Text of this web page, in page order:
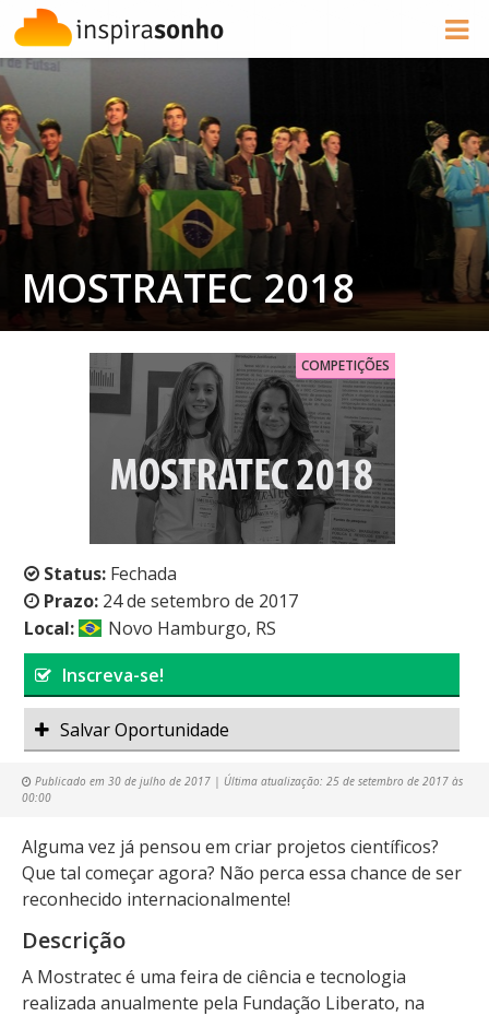
MOSTRATEC 2018
COMPETIÇÕES
Status: Fechada
Prazo: 24 de setembro de 2017
Local:
Novo Hamburgo, RS
Inscreva-se!
Salvar Oportunidade
Publicado em 30 de julho de 2017 | Última atualização: 25 de setembro de 2017 às
00:00
Alguma vez já pensou em criar projetos científicos?
Que tal começar agora? Não perca essa chance de ser
reconhecido internacionalmente!
Descrição
A Mostratec é uma feira de ciência e tecnologia
realizada anualmente pela Fundação Liberato, na